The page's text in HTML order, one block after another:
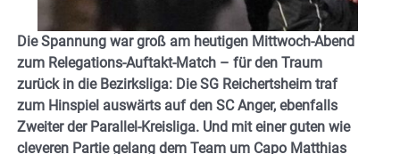
Die Spannung war groß am heutigen Mittwoch-Abend
zum Relegations-Auftakt-Match – für den Traum
zurück in die Bezirksliga: Die SG Reichertsheim traf
zum Hinspiel auswärts auf den SC Anger, ebenfalls
Zweiter der Parallel-Kreisliga. Und mit einer guten wie
cleveren Partie gelang dem Team um Capo Matthias